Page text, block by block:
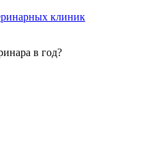
клиник
в год?